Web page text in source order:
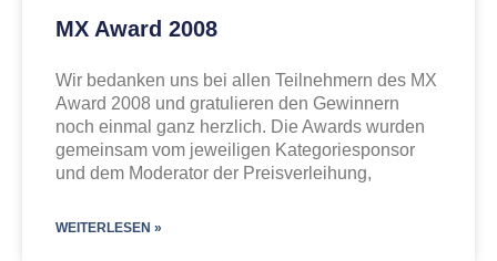
MX Award 2008
Wir bedanken uns bei allen Teilnehmern des MX
Award 2008 und gratulieren den Gewinnern
noch einmal ganz herzlich. Die Awards wurden
gemeinsam vom jeweiligen Kategoriesponsor
und dem Moderator der Preisverleihung,
WEITERLESEN »